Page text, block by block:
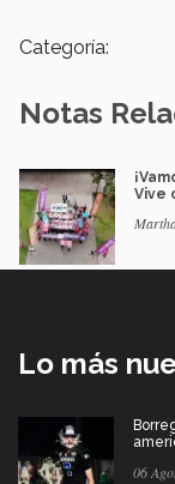
Categoría:
Notas
Vive
Lo más
06